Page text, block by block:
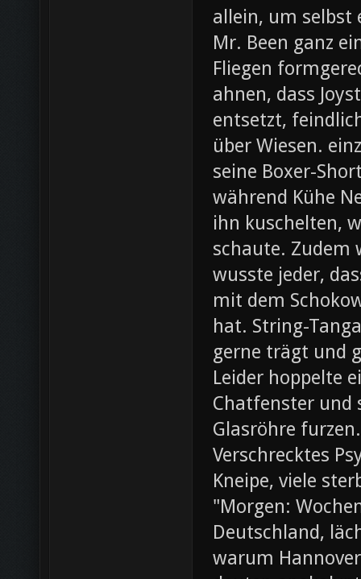
allein, um selbst
Mr. Been ganz
Fliegen
ahnen, dass
entsetzt,
über Wiesen.
seine Boxer-
während Kühe
ihn kuschelten,
schaute. Zudem
wusste jeder,
mit dem
hat. String-
gerne trägt und
Leider hoppelte
Chatfenster und
Glasröhre furzen.
Verschrecktes
Kneipe, viele
"Morgen:
Deutschland,
warum